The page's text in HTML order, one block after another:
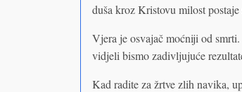
duša kroz Kristovu milost
Vjera je osvajač moćniji od
vidjeli bismo zadivljujuće
Kad radite za žrtve zlih navika,